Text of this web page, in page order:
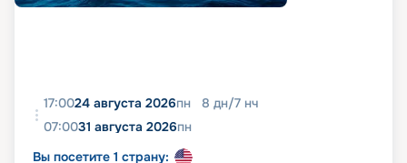
17:0024 августа 2026пн 8 дн/7 нч
07:0031 августа 2026пн
Вы посетите 1 страну: